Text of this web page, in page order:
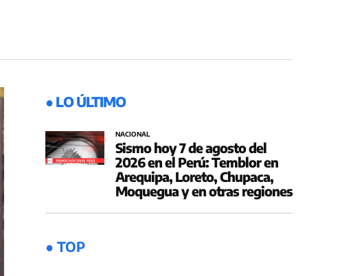
● LO ÚLTIMO
NACIONAL
Sismo hoy 7 de agosto del
2026 en el Perú: Temblor en
Arequipa, Loreto, Chupaca,
Moquegua y en otras regiones
● TOP